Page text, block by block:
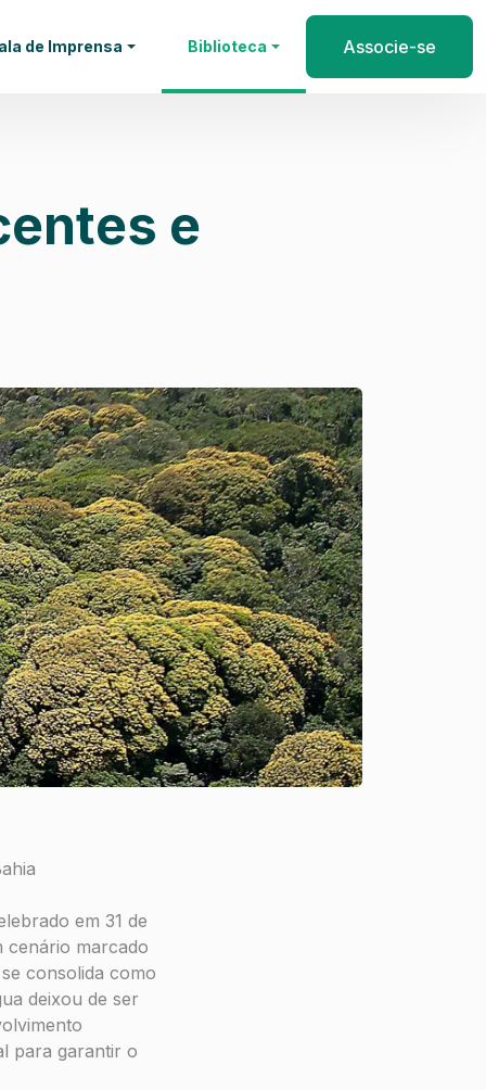
de Imprensa Biblioteca Associe-se
e
em 31 de
cenário marcado
consolida como
deixou de ser
para garantir o